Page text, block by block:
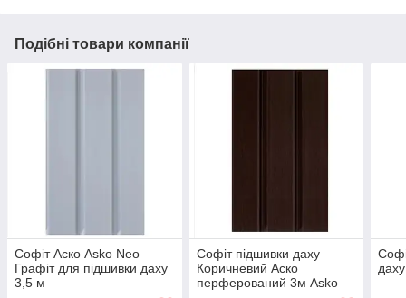
Подібні товари компанії
Софіт Аско Asko Neo
Графіт для підшивки даху
3,5 м
Софіт підшивки даху
Коричневий Аско
перферований 3м Asko